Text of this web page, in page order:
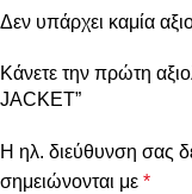
Δεν υπάρχει καμία
Κάνετε την πρώτη
JACKET”
Η ηλ. διεύθυνση σας
σημειώνονται με *